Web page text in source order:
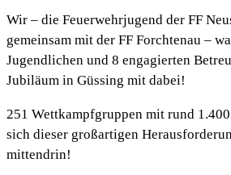
Wir – die Feuerwehrjugend der FF
gemeinsam mit der FF Forchtenau –
Jugendlichen und 8 engagierten
Jubiläum in Güssing mit dabei!
251 Wettkampfgruppen mit rund
sich dieser großartigen
mittendrin!